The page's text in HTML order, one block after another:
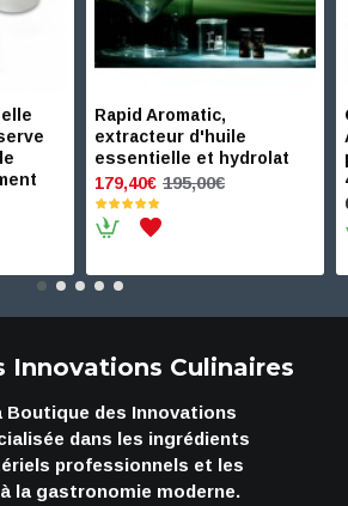
Rapid Aromatic,
extracteur d'huile
essentielle et hydrolat
179,40€ 195,00€
Innovations Culinaires
Boutique des Innovations
dans les ingrédients
professionnels et les
la gastronomie moderne.